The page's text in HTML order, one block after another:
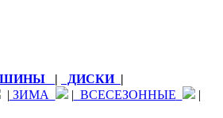
ШИНЫ | ДИСКИ |
| ЗИМА | ВСЕСЕЗОННЫЕ |